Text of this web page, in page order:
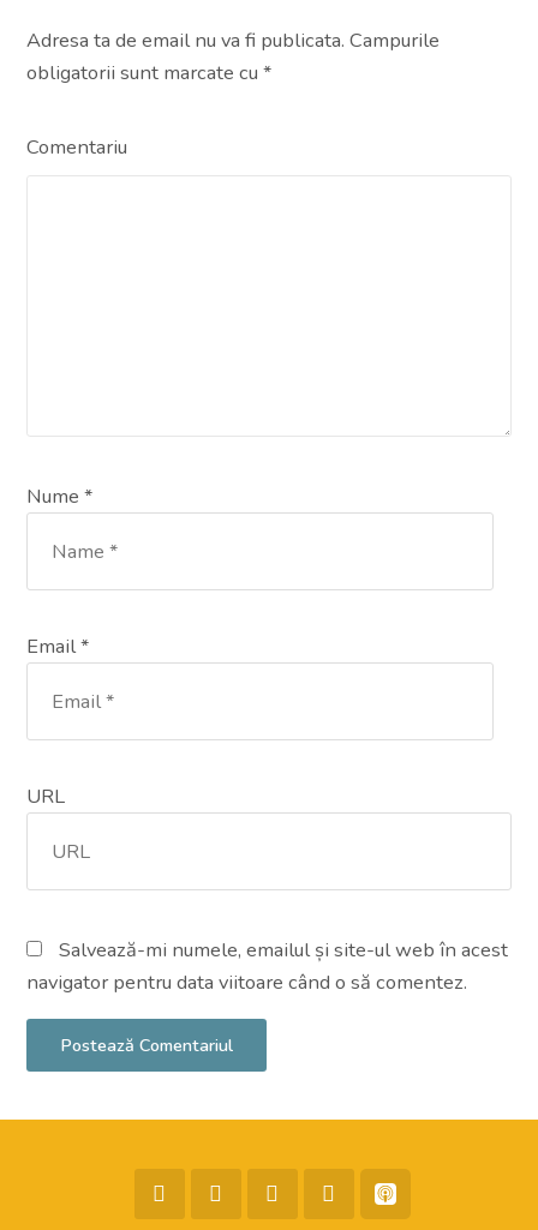
Adresa ta de email nu va fi publicata. Campurile
obligatorii sunt marcate cu*
Comentariu
Nume *
Email *
URL
Salvează-mi numele, emailul și site-ul web în acest
navigator pentru data viitoare când o să comentez.